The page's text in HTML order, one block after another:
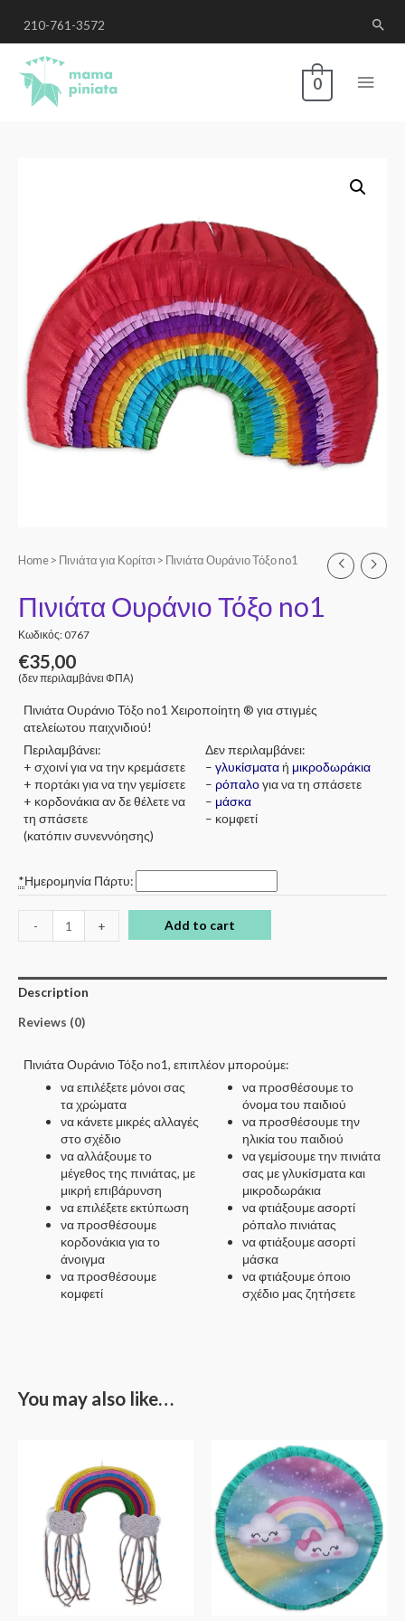
210-761-3572
0
Home > Πινιάτα για Κορίτσι > Πινιάτα Ουράνιο Τόξο no1
Πινιάτα Ουράνιο Τόξο no1
Κωδικός: 0767
€35,00
(δεν περιλαμβάνει ΦΠΑ)
Πινιάτα Ουράνιο Τόξο no1 Xειροποίητη ® για στιγμές
ατελείωτου παιχνιδιού!
Περιλαμβάνει:
+ σχοινί για να την κρεμάσετε
+ πορτάκι για να την γεμίσετε
+ κορδονάκια αν δε θέλετε να
τη σπάσετε
(κατόπιν συνεννόησης)
Δεν περιλαμβάνει:
– γλυκίσματαή μικροδωράκια
– ρόπαλογια να τη σπάσετε
– μάσκα
– κομφετί
*Ημερομηνία Πάρτυ:
- + Add to cart
Description
Reviews (0)
Πινιάτα Ουράνιο Τόξο no1, επιπλέον μπορούμε:
να επιλέξετε μόνοι σας
τα χρώματα
να κάνετε μικρές αλλαγές
στο σχέδιο
να αλλάξουμε το
μέγεθος της πινιάτας, με
μικρή επιβάρυνση
να επιλέξετε εκτύπωση
να προσθέσουμε
κορδονάκια για το
άνοιγμα
να προσθέσουμε
κομφετί
να προσθέσουμε το
όνομα του παιδιού
να προσθέσουμε την
ηλικία του παιδιού
να γεμίσουμε την πινιάτα
σας με γλυκίσματα και
μικροδωράκια
να φτιάξουμε ασορτί
ρόπαλο πινιάτας
να φτιάξουμε ασορτί
μάσκα
να φτιάξουμε όποιο
σχέδιο μας ζητήσετε
You may also like…